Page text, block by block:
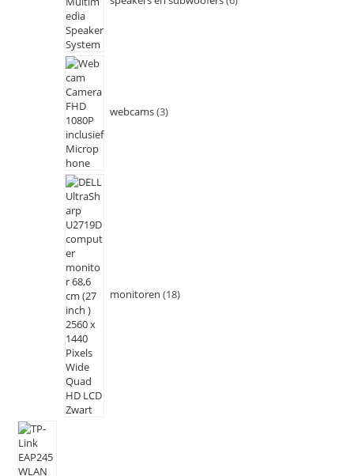
webcams 3
monitoren 18